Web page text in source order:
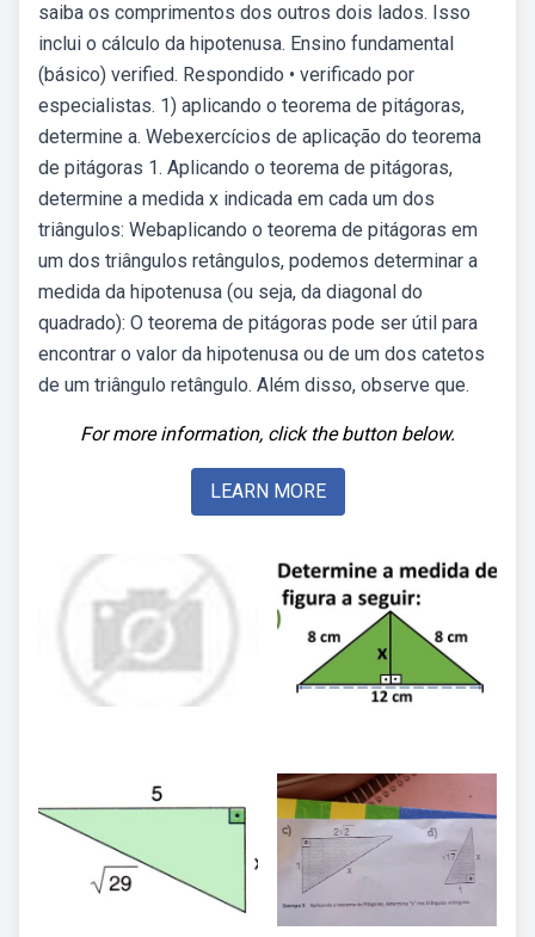
saiba os comprimentos dos outros dois lados. Isso
inclui o cálculo da hipotenusa. Ensino fundamental
(básico) verified. Respondido • verificado por
especialistas. 1) aplicando o teorema de pitágoras,
determine a. Webexercícios de aplicação do teorema
de pitágoras 1. Aplicando o teorema de pitágoras,
determine a medida x indicada em cada um dos
triângulos: Webaplicando o teorema de pitágoras em
um dos triângulos retângulos, podemos determinar a
medida da hipotenusa (ou seja, da diagonal do
quadrado): O teorema de pitágoras pode ser útil para
encontrar o valor da hipotenusa ou de um dos catetos
de um triângulo retângulo. Além disso, observe que.
For more information, click the button below.
LEARN MORE